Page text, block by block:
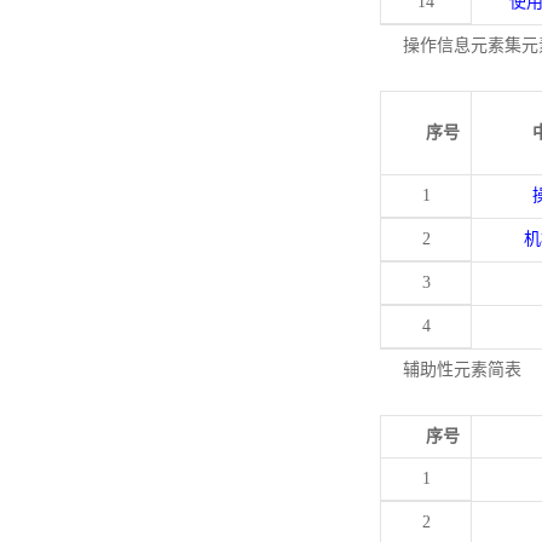
操作信息元素集
序号
1
2
3
4
辅助性元素简表
序号
1
2